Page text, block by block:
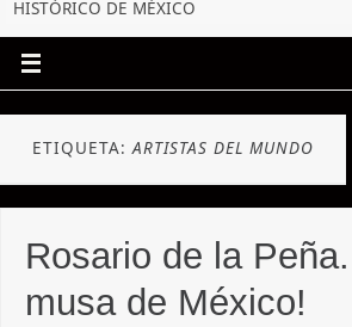
HISTÓRICO DE MÉXICO
ETIQUETA:ARTISTAS DEL MUNDO
Rosario de la
musa de México!